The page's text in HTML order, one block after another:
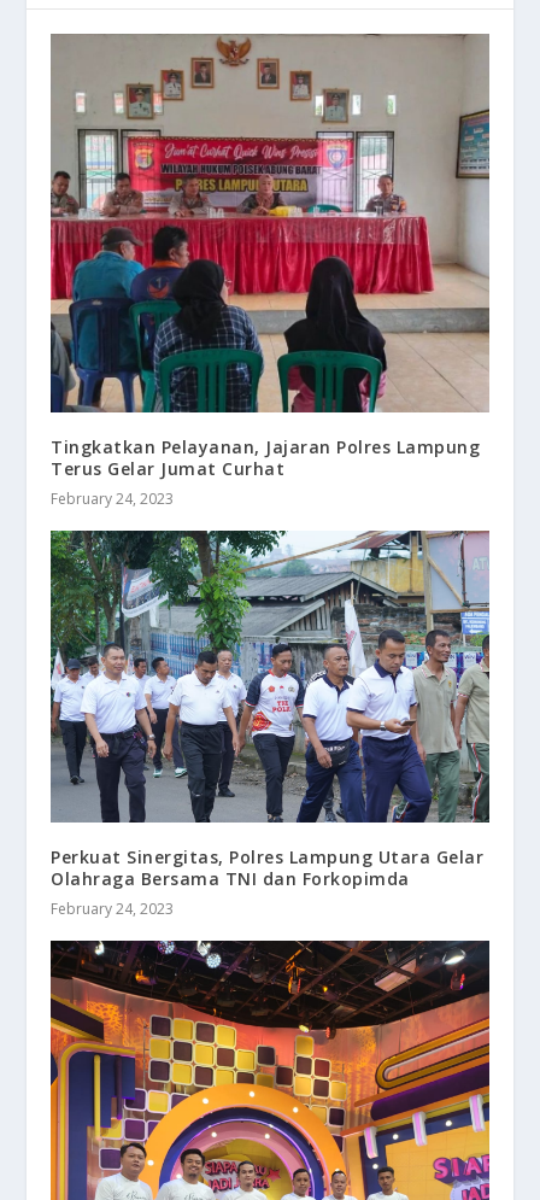
Tingkatkan Pelayanan, Jajaran Polres Lampung
Terus Gelar Jumat Curhat
February 24, 2023
Perkuat Sinergitas, Polres Lampung Utara Gelar
Olahraga Bersama TNI dan Forkopimda
February 24, 2023